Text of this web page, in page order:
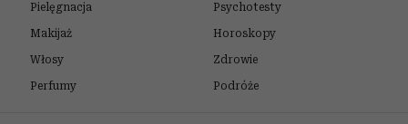
powtarzał prof. Zbigniew Mikołejko. Dwa
lata po jego śmierci i tuż przed 75.
rocznicą urodzin filozofa i historyka